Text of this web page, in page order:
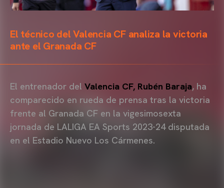
El técnico del Valencia CF analiza la victoria
ante el Granada CF
El entrenador del Valencia CF, Rubén Baraja, ha
comparecido en rueda de prensa tras la victoria
frente al Granada CF en la vigesimosexta
jornada de LALIGA EA Sports 2023-24 disputada
en el Estadio Nuevo Los Cármenes.